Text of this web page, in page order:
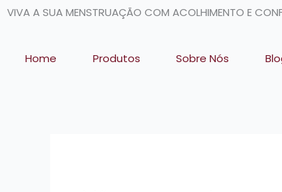
conteúdo
VIVA A SUA MENSTRUAÇÃO COM ACOLHIMENTO E
Home Produtos Sobre Nós